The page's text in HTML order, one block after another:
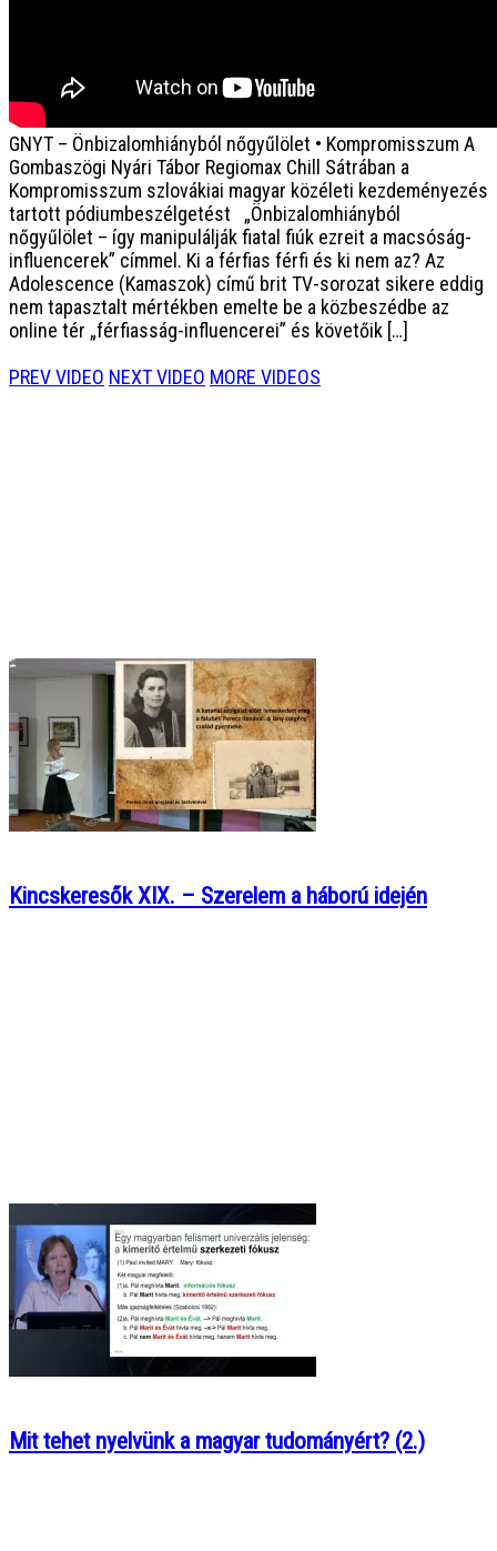
GNYT – Önbizalomhiányból nőgyűlölet • Kompromisszum A
Gombaszögi Nyári Tábor Regiomax Chill Sátrában a
Kompromisszum szlovákiai magyar közéleti kezdeményezés
tartott pódiumbeszélgetést „Önbizalomhiányból
nőgyűlölet – így manipulálják fiatal fiúk ezreit a macsóság-
influencerek” címmel. Ki a férfias férfi és ki nem az? Az
Adolescence (Kamaszok) című brit TV-sorozat sikere eddig
nem tapasztalt mértékben emelte be a közbeszédbe az
online tér „férfiasság-influencerei” és követőik […]
PREV VIDEO NEXT VIDEO MORE VIDEOS
Kincskeresők XIX. – Szerelem a háború idején
Mit tehet nyelvünk a magyar tudományért? (2.)